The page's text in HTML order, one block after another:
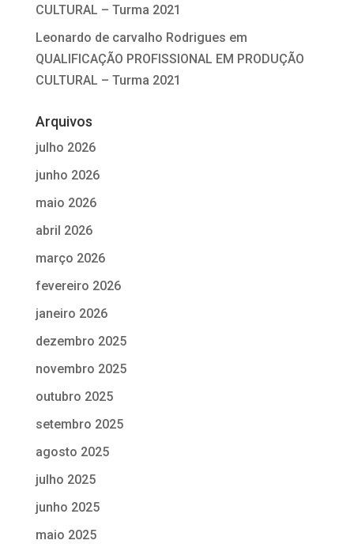
CULTURAL – Turma 2021
Leonardo de carvalho Rodrigues em
QUALIFICAÇÃO PROFISSIONAL EM PRODUÇÃO
CULTURAL – Turma 2021
Arquivos
julho 2026
junho 2026
maio 2026
abril 2026
março 2026
fevereiro 2026
janeiro 2026
dezembro 2025
novembro 2025
outubro 2025
setembro 2025
agosto 2025
julho 2025
junho 2025
maio 2025